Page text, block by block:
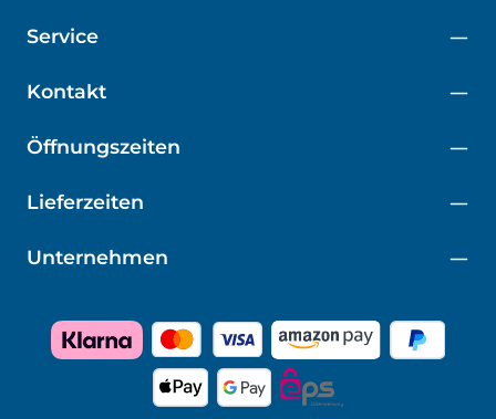
Kontakt
Öffnungszeiten
Service
Unternehmen
Lieferzeiten